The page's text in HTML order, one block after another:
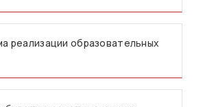
реализации образовательных